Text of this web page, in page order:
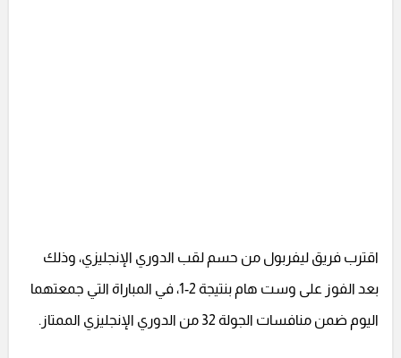
اقترب فريق ليفربول من حسم لقب الدوري الإنجليزي، وذلك
بعد الفوز على وست هام بنتيجة 2-1، في المباراة التي جمعتهما
اليوم ضمن منافسات الجولة 32 من الدوري الإنجليزي الممتاز.